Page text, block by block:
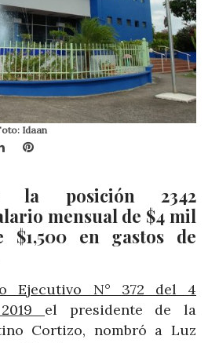
Idaan
LinkedInPinterest
la posición 2342
mensual de $4 mil
$1,500 en gastos de
Ejecutivo N° 372 del 4
el presidente de la
Cortizo, nombró a Luz